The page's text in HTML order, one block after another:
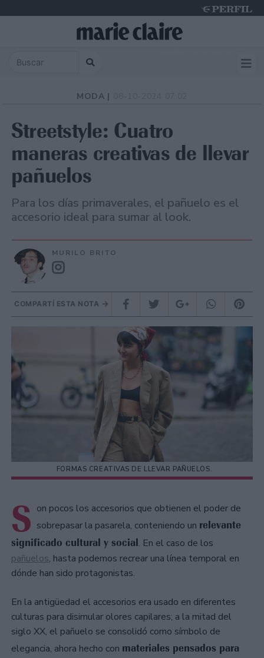
MODA |
Streetstyle: Cuatro
maneras creativas de llevar
pañuelos
Para los días primaverales, el pañuelo es el
accesorio ideal para sumar al look.
MURILO BRITO
COMPARTÍ ESTA NOTA
FORMAS CREATIVAS DE LLEVAR PAÑUELOS.
S on pocos los accesorios que obtienen el poder de
sobrepasar la pasarela, conteniendo un relevante
significado cultural y social. En el caso de los
pañuelos, hasta podemos recrear una línea temporal en
dónde han sido protagonistas.
En la antigüedad el accesorios era usado en diferentes
culturas para disimular olores capilares; a la mitad del
siglo XX, el pañuelo se consolidó como símbolo de
elegancia, ahora hecho con materiales pensados para